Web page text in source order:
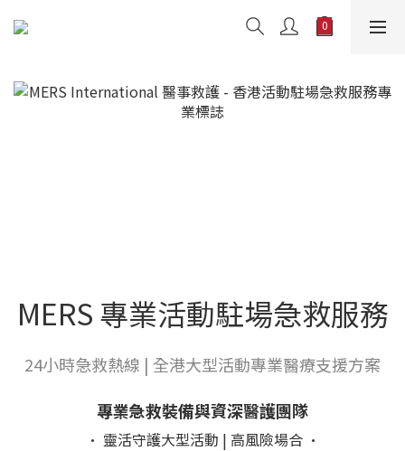
MERS 專業活動駐場急救服務
24小時急救熱線 | 全港大型活動專業醫療支援方案
專業急救裝備與資深醫護團隊
· 靈活守護大型活動 | 高風險場合 ·